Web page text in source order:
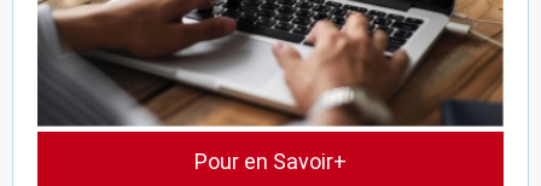
Pour en Savoir+